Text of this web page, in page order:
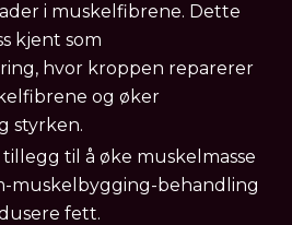
i muskelfibrene. Dette
kjent som
hvor kroppen reparerer
og øker
styrken.
tillegg til å øke muskelmasse
muskelbygging-behandling
fett.